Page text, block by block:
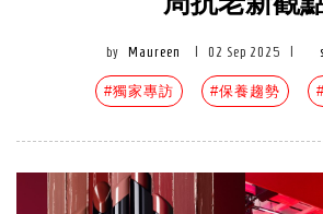
by Maureen 02 Sep 2025
#獨家專訪 #保養趨勢